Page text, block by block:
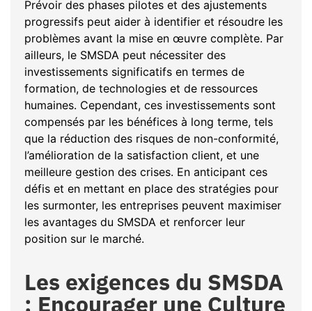
Prévoir des phases pilotes et des ajustements
progressifs peut aider à identifier et résoudre les
problèmes avant la mise en œuvre complète. Par
ailleurs, le SMSDA peut nécessiter des
investissements significatifs en termes de
formation, de technologies et de ressources
humaines. Cependant, ces investissements sont
compensés par les bénéfices à long terme, tels
que la réduction des risques de non-conformité,
l’amélioration de la satisfaction client, et une
meilleure gestion des crises. En anticipant ces
défis et en mettant en place des stratégies pour
les surmonter, les entreprises peuvent maximiser
les avantages du SMSDA et renforcer leur
position sur le marché.
Les exigences du SMSDA
: Encourager une Culture